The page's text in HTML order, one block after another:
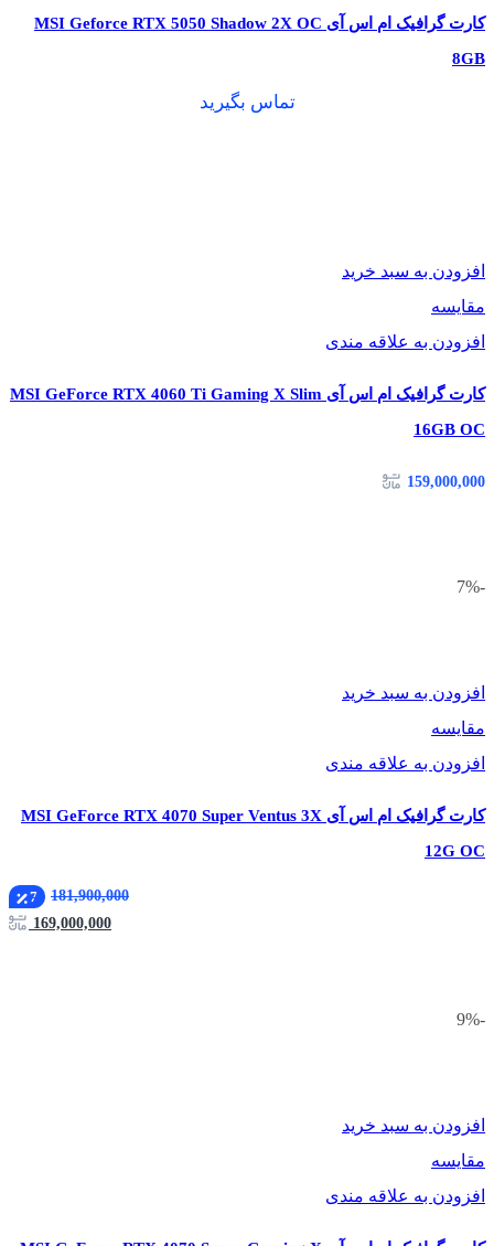
کارت گرافیک ام اس آی MSI Geforce RTX 5050 Shadow 2X OC
8GB
تماس بگیرید
افزودن به سبد خرید
مقایسه
افزودن به علاقه مندی
کارت گرافیک ام اس آی MSI GeForce RTX 4060 Ti Gaming X Slim
16GB OC
159,000,000
-7%
افزودن به سبد خرید
مقایسه
افزودن به علاقه مندی
کارت گرافیک ام اس آی MSI GeForce RTX 4070 Super Ventus 3X
12G OC
181,900,000
7
169,000,000
-9%
افزودن به سبد خرید
مقایسه
افزودن به علاقه مندی